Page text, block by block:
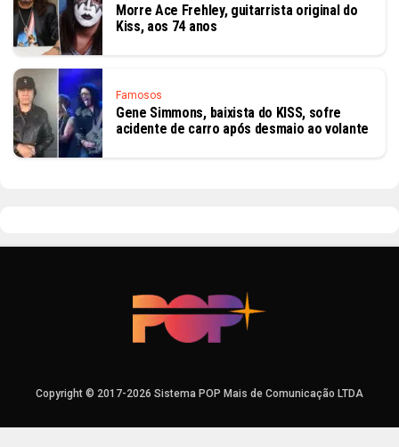
Morre Ace Frehley, guitarrista original do
Kiss, aos 74 anos
Famosos
Gene Simmons, baixista do KISS, sofre
acidente de carro após desmaio ao volante
Copyright © 2017-2026 Sistema POP Mais de Comunicação LTDA